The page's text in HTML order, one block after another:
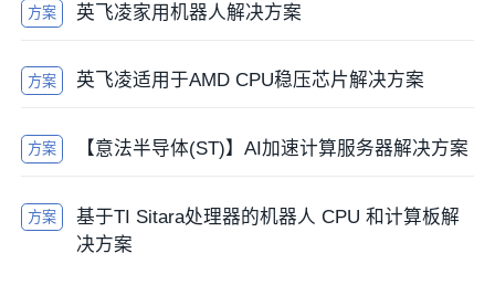
方案 英飞凌家用机器人解决方案
方案 英飞凌适用于AMD CPU稳压芯片解决方案
方案 【意法半导体(ST)】AI加速计算服务器解决方案
方案
基于TI Sitara处理器的机器人 CPU 和计算板解
决方案